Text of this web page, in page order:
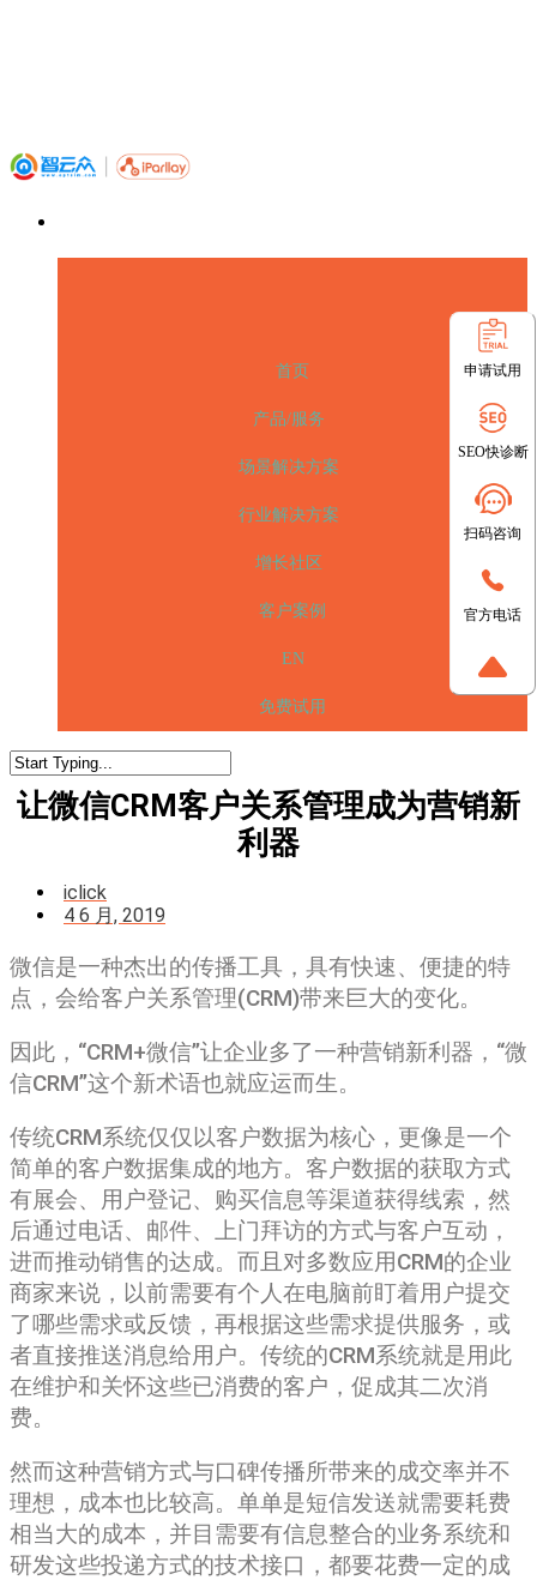
首页
产品/服务
场景解决方案
行业解决方案
增长社区
客户案例
EN
免费试用
让微信CRM客户关系管理成为营销新
利器
iclick
4 6 月, 2019
微信是一种杰出的传播工具，具有快速、便捷的特
点，会给客户关系管理(CRM)带来巨大的变化。
因此，“CRM+微信”让企业多了一种营销新利器，“微
信CRM”这个新术语也就应运而生。
传统CRM系统仅仅以客户数据为核心，更像是一个
简单的客户数据集成的地方。客户数据的获取方式
有展会、用户登记、购买信息等渠道获得线索，然
后通过电话、邮件、上门拜访的方式与客户互动，
进而推动销售的达成。而且对多数应用CRM的企业
商家来说，以前需要有个人在电脑前盯着用户提交
了哪些需求或反馈，再根据这些需求提供服务，或
者直接推送消息给用户。传统的CRM系统就是用此
在维护和关怀这些已消费的客户，促成其二次消
费。
然而这种营销方式与口碑传播所带来的成交率并不
理想，成本也比较高。单单是短信发送就需要耗费
相当大的成本，并目需要有信息整合的业务系统和
研发这些投递方式的技术接口，都要花费一定的成
申请试用
SEO快诊断
扫码咨询
官方电话